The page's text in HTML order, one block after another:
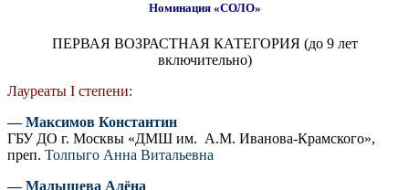
Номинация «СОЛО»
ПЕРВАЯ ВОЗРАСТНАЯ КАТЕГОРИЯ (до 9 лет
включительно)
Лауреаты I степени:
— Максимов Константин
ГБУ ДО г. Москвы «ДМШ им. А.М. Иванова-Крамского»,
преп. Толпыго Анна Витальевна
— Малышева Алёна